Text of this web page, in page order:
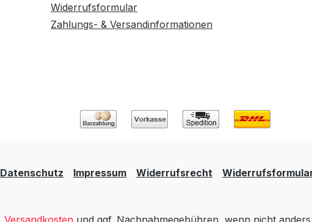
Widerrufsformular
Zahlungs- & Versandinformationen
Datenschutz Impressum Widerrufsrecht
Versandkosten und ggf. Nachnahmegebühren, wenn nicht